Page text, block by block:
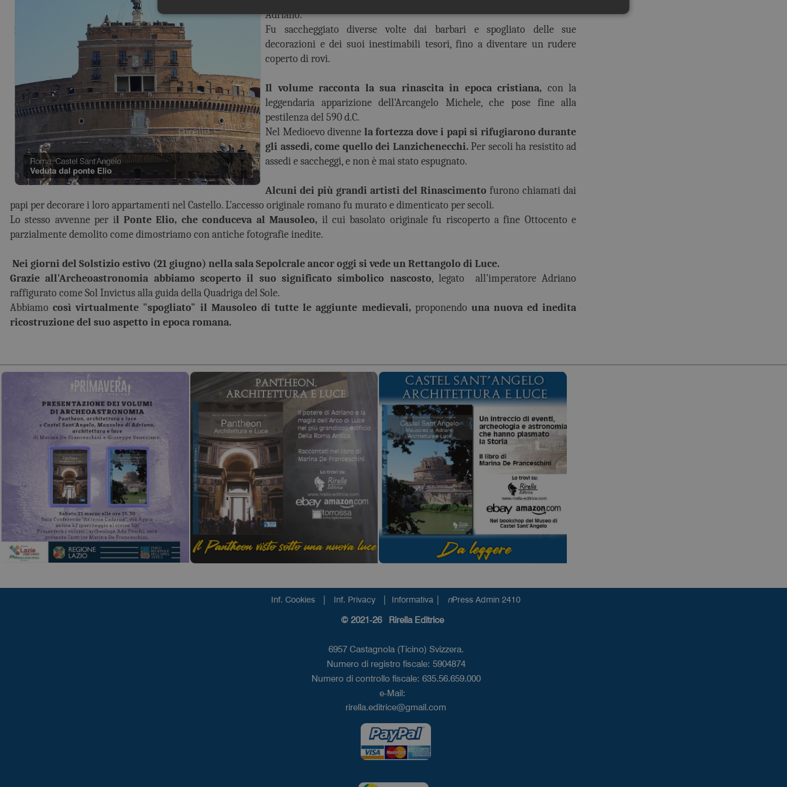
Adriano.
Fu saccheggiato diverse volte dai barbari e spogliato delle sue
decorazioni e dei suoi inestimabili tesori, fino a diventare un rudere
coperto di rovi.
Il volume racconta la sua rinascita in epoca cristiana, con la
leggendaria apparizione dell'Arcangelo Michele, che pose fine alla
pestilenza del 590 d.C.
Nel Medioevo divenne la fortezza dove i papi si rifugiarono durante
gli assedi, come quello dei Lanzichenecchi.Per secoli ha resistito ad
assedi e saccheggi, e non è mai stato espugnato.
Alcuni dei più grandi artisti del Rinascimento furono chiamati dai
papi per decorare i loro appartamenti nel Castello. L'accesso originale romano fu murato e dimenticato per secoli.
Lo stesso avvenne per il Ponte Elio, che conduceva al Mausoleo, il cui basolato originale fu riscoperto a fine Ottocento e
parzialmente demolito come dimostriamo con antiche fotografie inedite.
Nei giorni del Solstizio estivo (21 giugno) nella sala Sepolcrale ancor oggi si vede un Rettangolo di Luce.
Grazie all'Archeoastronomia abbiamo scoperto il suo significato simbolico nascosto, legato all'imperatore Adriano
raffigurato come Sol Invictus alla guida della Quadriga del Sole.
Abbiamocosì virtualmente "spogliato" il Mausoleo di tutte le aggiunte medievali, proponendo una nuova ed inedita
ricostruzione del suo aspetto in epoca romana.
Inf. Cookies | Inf. Privacy | Informativa | nPress Admin 2410
© 2021-26 Rirella Editrice
6957 Castagnola (Ticino) Svizzera.
Numero di registro fiscale: 5904874
Numero di controllo fiscale: 635.56.659.000
e-Mail:
rirella.editrice@gmail.com